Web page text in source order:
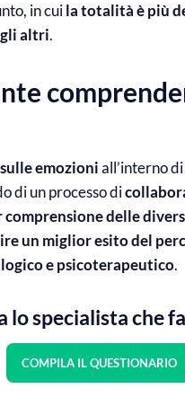
in cuila totalità è più
altri.
emozioniall’interno
di un processo di
delle
un miglior esito del
e psicoterapeutico.
lo specialista che
COMPILA IL QUESTIONARIO